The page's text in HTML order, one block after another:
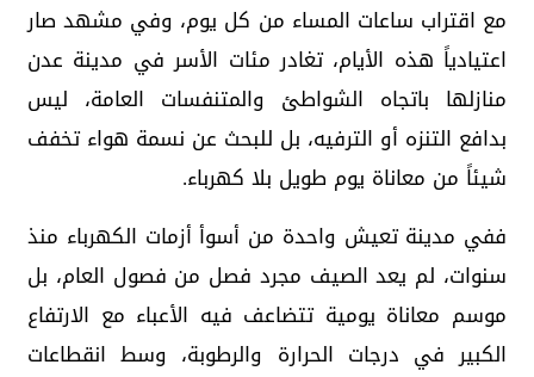
مع اقتراب ساعات المساء من كل يوم، وفي مشهد صار
اعتيادياً هذه الأيام، تغادر مئات الأسر في مدينة عدن
منازلها باتجاه الشواطئ والمتنفسات العامة، ليس
بدافع التنزه أو الترفيه، بل للبحث عن نسمة هواء تخفف
شيئاً من معاناة يوم طويل بلا كهرباء.
ففي مدينة تعيش واحدة من أسوأ أزمات الكهرباء منذ
سنوات، لم يعد الصيف مجرد فصل من فصول العام، بل
موسم معاناة يومية تتضاعف فيه الأعباء مع الارتفاع
الكبير في درجات الحرارة والرطوبة، وسط انقطاعات